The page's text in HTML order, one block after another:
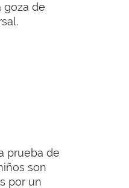
goza de
prueba de
son
por un